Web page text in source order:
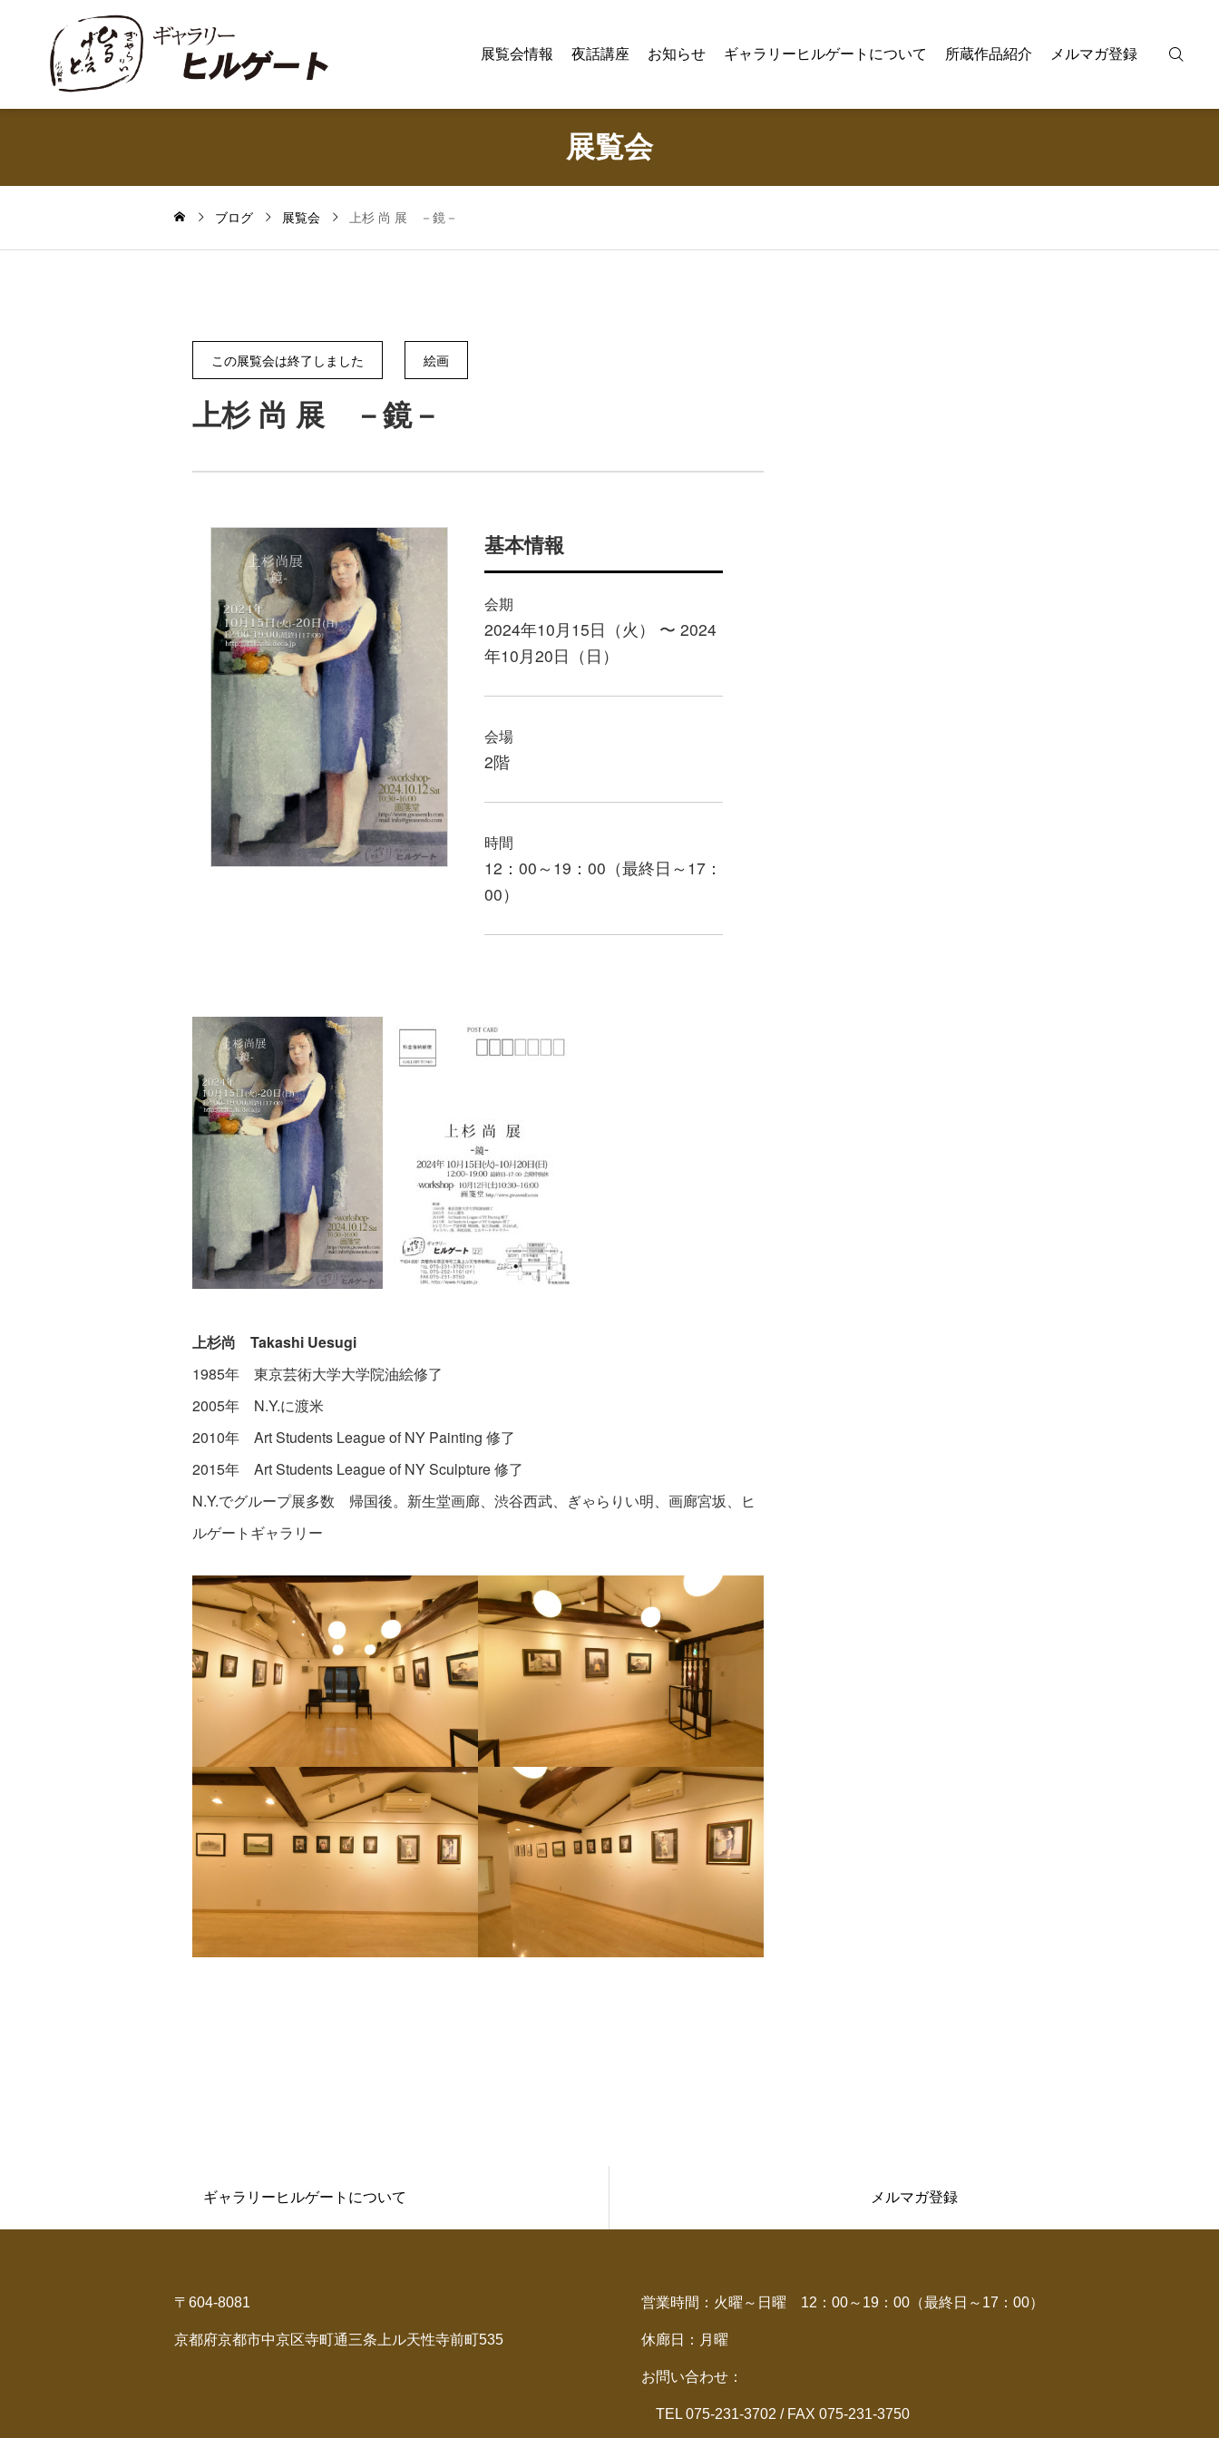
展覧会情報 夜話講座 お知らせ ギャラリーヒルゲートについて 所蔵作品紹介 メルマガ登録
展覧会
ブログ 展覧会 上杉 尚 展 －鏡－
この展覧会は終了しました 絵画
上杉 尚 展 －鏡－
基本情報
会期
2024年10月15日（火） 〜 2024
年10月20日（日）
会場
2階
時間
12：00～19：00（最終日～17：
00）
上杉尚 Takashi Uesugi
1985年 東京芸術大学大学院油絵修了
2005年 N.Y.に渡米
2010年 Art Students League of NY Painting 修了
2015年 Art Students League of NY Sculpture 修了
N.Y.でグループ展多数 帰国後。新生堂画廊、渋谷西武、ぎゃらりい明、画廊宮坂、ヒ
ルゲートギャラリー
ギャラリーヒルゲートについて メルマガ登録
〒604-8081
京都府京都市中京区寺町通三条上ル天性寺前町535
営業時間：火曜～日曜 12：00～19：00（最終日～17：00）
休廊日：月曜
お問い合わせ：
TEL 075-231-3702 / FAX 075-231-3750